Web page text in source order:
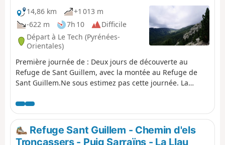
14,86 km
+1 013 m
-622 m
7h 10
Difficile
Départ à Le Tech (Pyrénées-
Orientales)
Première journée de : Deux jours de découverte au
Refuge de Sant Guillem, avec la montée au Refuge de
Sant Guillem.Ne sous estimez pas cette journée. La
Llau, montez jusqu'au Coll de la Rua.Poursuivez par une
petite piste enherbée jusqu'à l'Abri et la Font del
Brigadier.Montez ensuite par un chemin très raide
jusqu'à la Soca.Rejoignez ensuite le Coll de
Refuge Sant Guillem - Chemin d'els
Troncassers - Puig Sarraïns - La Llau